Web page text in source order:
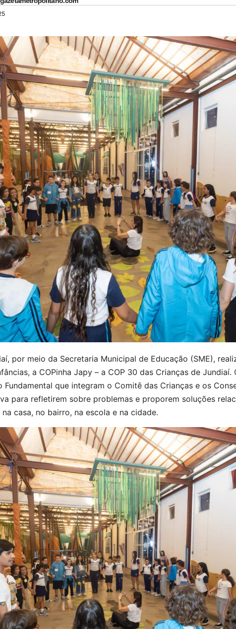
por meio da Secretaria Municipal de Educação (SME),
a COPinha Japy – a COP 30 das Crianças de Jundiaí.
Fundamental que integram o Comitê das Crianças e os
para refletirem sobre problemas e proporem soluções
casa, no bairro, na escola e na cidade.